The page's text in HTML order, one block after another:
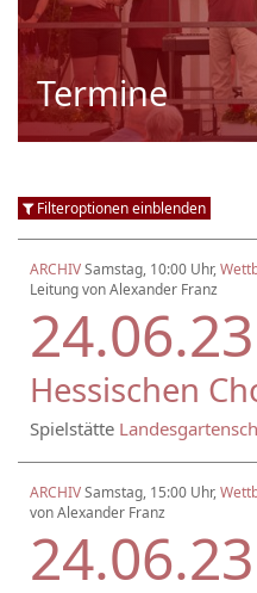
Termine
Filteroptionen einblenden
ARCHIVSamstag, 10:00 Uhr,
Leitung von Alexander Franz
24.06.23
Hessischen
Spielstätte
ARCHIVSamstag, 15:00 Uhr,
von Alexander Franz
24.06.23